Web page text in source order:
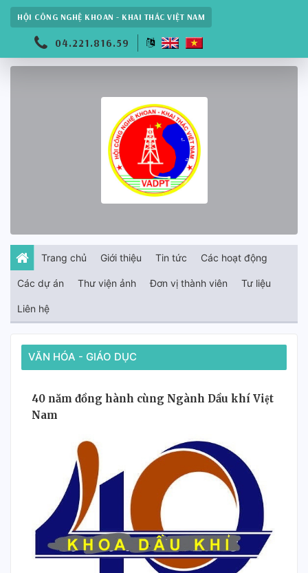
HỘI CÔNG NGHỆ KHOAN - KHAI THÁC VIỆT NAM
04.221.816.59
Trang chủ Giới thiệu Tin tức Các hoạt động
Các dự án Thư viện ảnh Đơn vị thành viên Tư liệu
Liên hệ
VĂN HÓA - GIÁO DỤC
40 năm đồng hành cùng Ngành Dầu khí Việt
Nam